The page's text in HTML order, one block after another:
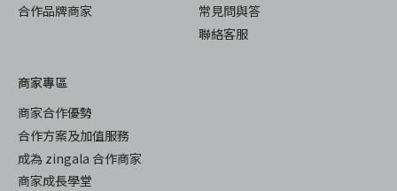
合作品牌商家
常見問與答
聯絡客服
商家專區
商家合作優勢
合作方案及加值服務
成為 zingala 合作商家
商家成長學堂